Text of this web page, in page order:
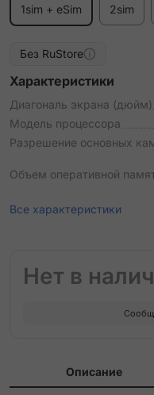
1sim + eSim 2sim
Без RuStore
Характеристики
Диагональ экрана (дюйм)
Модель процессора
Разрешение основных
Объем оперативной
Все характеристики
Нет в
Описание